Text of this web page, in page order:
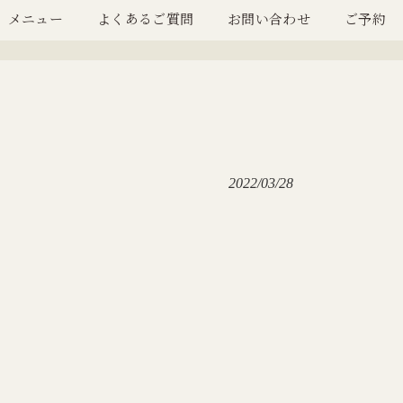
メニュー よくあるご質問 お問い合わせ ご予約
2022/03/28